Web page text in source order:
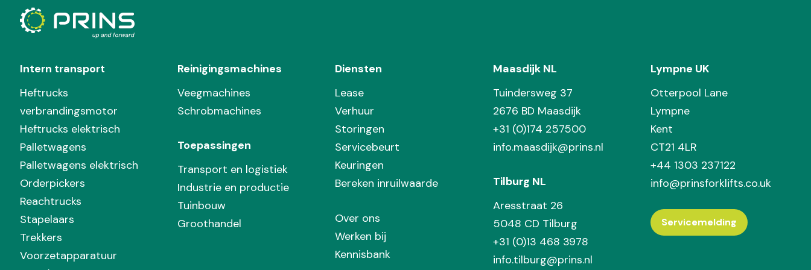
Intern transport
Heftrucks
verbrandingsmotor
Heftrucks elektrisch
Palletwagens
Palletwagens elektrisch
Orderpickers
Reachtrucks
Stapelaars
Trekkers
Voorzetapparatuur
Reinigingsmachines
Veegmachines
Schrobmachines
Toepassingen
Transport en logistiek
Industrie en productie
Tuinbouw
Groothandel
Diensten
Lease
Verhuur
Storingen
Servicebeurt
Keuringen
Bereken inruilwaarde
Over ons
Werken bij
Kennisbank
Maasdijk NL
Tuindersweg 37
2676 BD Maasdijk
+31 (0)174 257500
info.maasdijk@prins.nl
Tilburg NL
Aresstraat 26
5048 CD Tilburg
+31 (0)13 468 3978
info.tilburg@prins.nl
Lympne UK
Otterpool Lane
Lympne
Kent
CT21 4LR
+44 1303 237122
info@prinsforklifts.co.uk
Servicemelding